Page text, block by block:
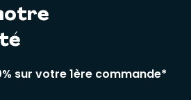
sur votre 1ère commande*